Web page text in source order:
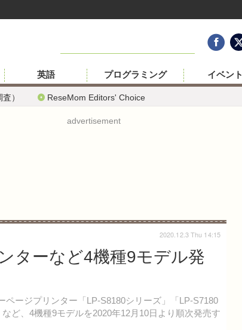
） ReseMom Editors' Choice
英語 プログラミング イベント
advertisement
ターなど4機種9モデル発
ージプリンター「LP-S8180シリーズ」「LP-S7180
ど、4機種9モデルを2020年12月10日より順次発売す
2020.12.3 Thu 14:15